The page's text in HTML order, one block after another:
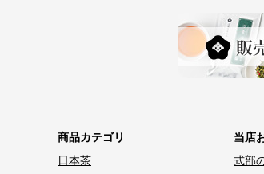
商品カテゴリ
日本茶
当店
式部